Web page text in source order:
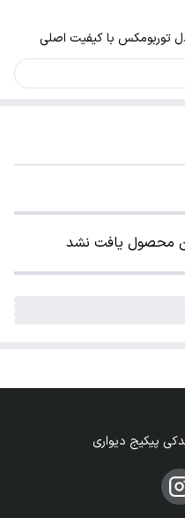
توربومکس با کیفیت اصلی
محصول یافت نشد
پیکیج دیواری